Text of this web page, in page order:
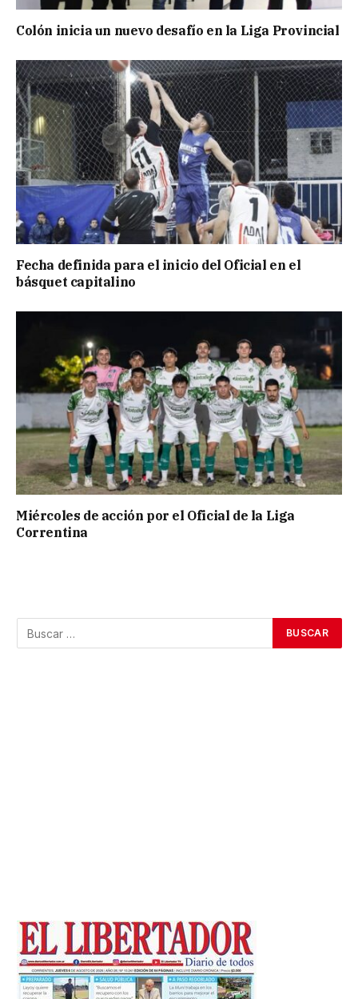
Colón inicia un nuevo desafío en la Liga Provincial
Fecha definida para el inicio del Oficial en el
básquet capitalino
Miércoles de acción por el Oficial de la Liga
Correntina